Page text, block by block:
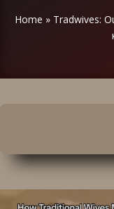
Home » Tradwives: